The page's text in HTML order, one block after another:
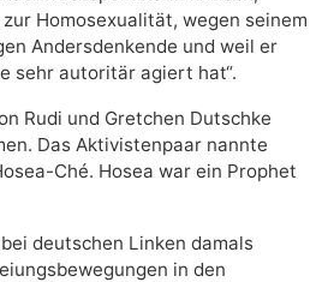
Homosexualität, wegen seinem
Andersdenkende und weil er
sehr autoritär agiert hat“.
Rudi und Gretchen Dutschke
Das Aktivistenpaar nannte
Ché. Hosea war ein Prophet
deutschen Linken damals
in den